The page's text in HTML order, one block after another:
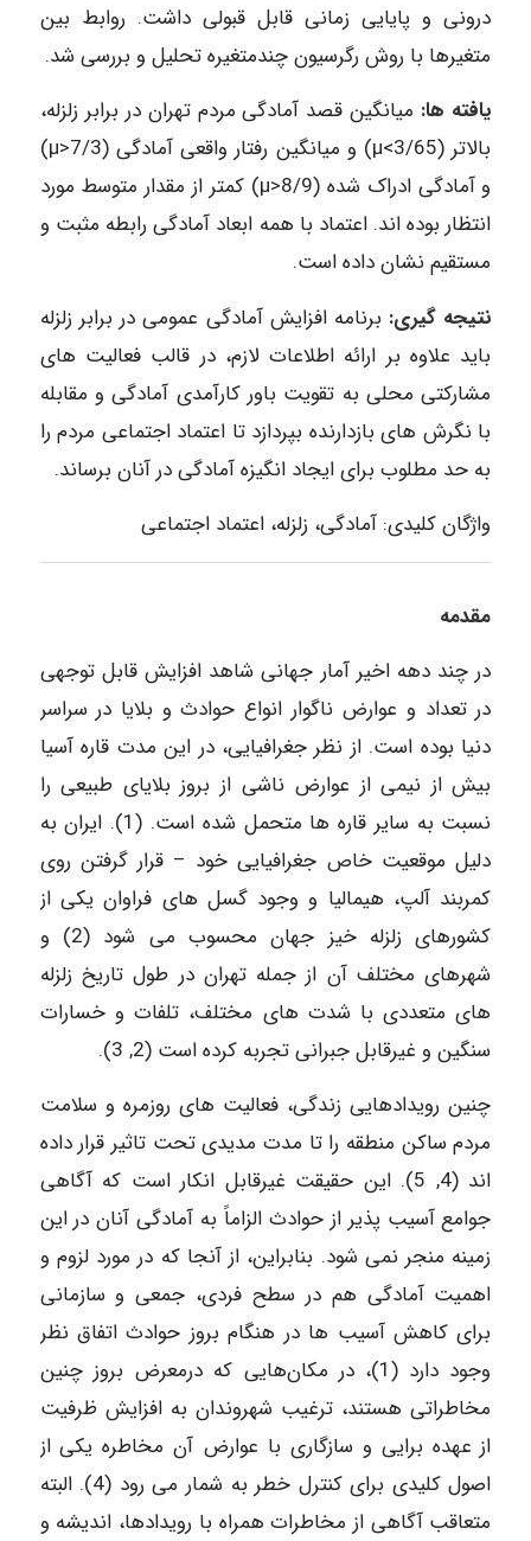
درونی و پایایی زمانی قابل قبولی داشت. روابط بین
متغیرها با روش رگرسیون چندمتغیره تحلیل و بررسی شد.
یافته ها: میانگین قصد آمادگی مردم تهران در برابر زلزله،
بالاتر (µ<3/65) و میانگین رفتار واقعی آمادگی (µ>7/3)
و آمادگی ادراک شده (µ>8/9) کمتر از مقدار متوسط مورد
انتظار بوده اند. اعتماد با همه ابعاد آمادگی رابطه مثبت و
مستقیم نشان داده است.
نتیجه گیری: برنامه افزایش آمادگی عمومی در برابر زلزله
باید علاوه بر ارائه اطلاعات لازم، در قالب فعالیت های
مشارکتی محلی به تقویت باور کارآمدی آمادگی و مقابله
با نگرش های بازدارنده بپردازد تا اعتماد اجتماعی مردم را
به حد مطلوب برای ایجاد انگیزه آمادگی در آنان برساند.
واژگان کلیدی: آمادگی، زلزله، اعتماد اجتماعی
مقدمه
در چند دهه اخیر آمار جهانی شاهد افزایش قابل توجهی
در تعداد و عوارض ناگوار انواع حوادث و بلایا در سراسر
دنیا بوده است. از نظر جغرافیایی، در این مدت قاره آسیا
بیش از نیمی از عوارض ناشی از بروز بلایای طبیعی را
نسبت به سایر قاره ها متحمل شده است. (1). ایران به
دلیل موقعیت خاص جغرافیایی خود – قرار گرفتن روی
کمربند آلپ، هیمالیا و وجود گسل های فراوان یکی از
کشورهای زلزله خیز جهان محسوب می شود (2) و
شهرهای مختلف آن از جمله تهران در طول تاریخ زلزله
های متعددی با شدت های مختلف، تلفات و خسارات
سنگین و غیرقابل جبرانی تجربه کرده است (2, 3).
چنین رویدادهایی زندگی، فعالیت های روزمره و سلامت
مردم ساکن منطقه را تا مدت مدیدی تحت تاثیر قرار داده
اند (4, 5). این حقیقت غیرقابل انکار است که آگاهی
جوامع آسیب پذیر از حوادث الزاماً به آمادگی آنان در این
زمینه منجر نمی شود. بنابراین، از آنجا که در مورد لزوم و
اهمیت آمادگی هم در سطح فردی، جمعی و سازمانی
برای کاهش آسیب ها در هنگام بروز حوادث اتفاق نظر
وجود دارد (1)، در مکان‌هایی که درمعرض بروز چنین
مخاطراتی هستند، ترغیب شهروندان به افزایش ظرفیت
از عهده برایی و سازگاری با عوارض آن مخاطره یکی از
اصول کلیدی برای کنترل خطر به شمار می رود (4). البته
متعاقب آگاهی از مخاطرات همراه با رویدادها، اندیشه و